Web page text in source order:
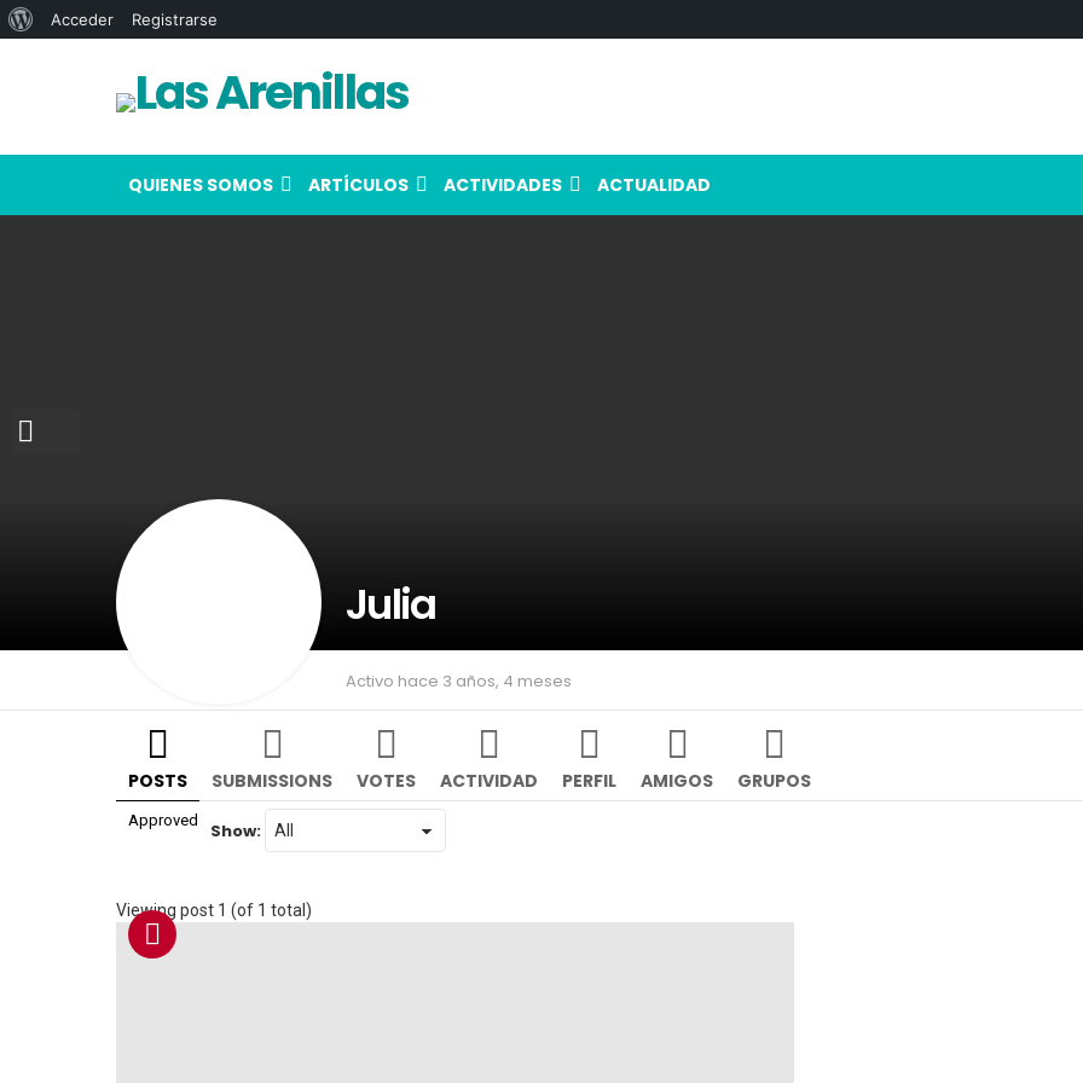
QUIENES SOMOS ARTÍCULOS ACTIVIDADES ACTUALIDAD
Julia
Activo hace 3 años, 4 meses
POSTS SUBMISSIONS VOTES ACTIVIDAD PERFIL AMIGOS GRUPOS
Approved Show:
Viewing post 1 (of 1 total)
Acerca
Acceder Registrarse